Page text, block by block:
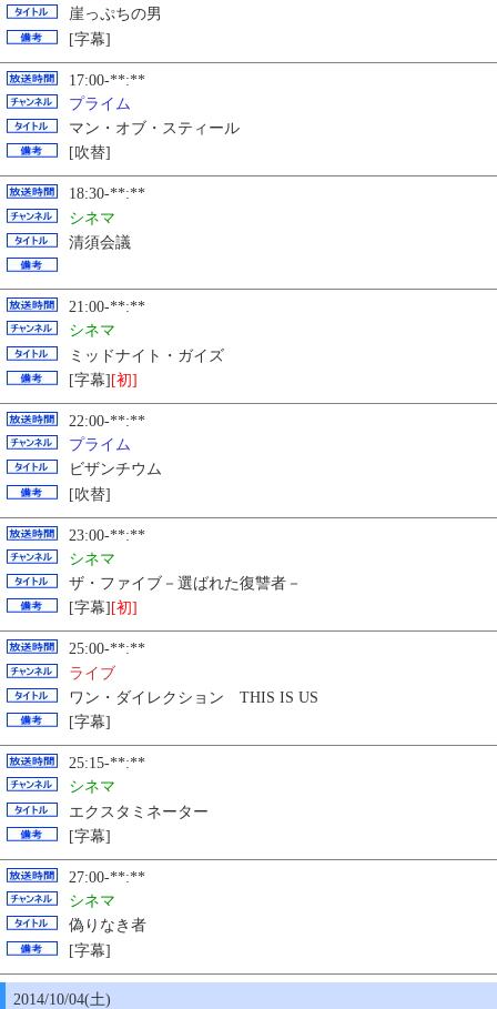
崖っぷちの男
[字幕]
17:00-**:**
プライム
マン・オブ・スティール
[吹替]
18:30-**:**
シネマ
清須会議
21:00-**:**
シネマ
ミッドナイト・ガイズ
[字幕] [初]
22:00-**:**
プライム
ビザンチウム
[吹替]
23:00-**:**
シネマ
ザ・ファイブ－選ばれた復讐者－
[字幕] [初]
25:00-**:**
ライブ
ワン・ダイレクション THIS IS US
[字幕]
25:15-**:**
シネマ
エクスタミネーター
[字幕]
27:00-**:**
シネマ
偽りなき者
[字幕]
2014/10/04(土)